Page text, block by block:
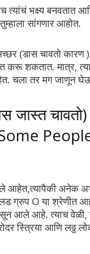
त्यांचं भक्ष्य
सांगणार आहोत.
(डास चावतो
करू शकतात. मात्र,
चला तर मग जाणून
जास्त
आहेत,त्यापैकी अनेक
ग्रुप O या श्रेणीत
आले आहे. त्याच
स्त्रिया आणि लठ्ठ